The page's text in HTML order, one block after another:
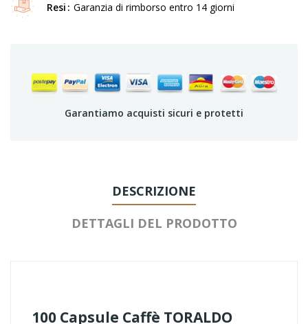
Resi Garanzia di rimborso entro 14 giorni
Garantiamo acquisti sicuri e protetti
DESCRIZIONE
DETTAGLI DEL PRODOTTO
100 Capsule Caffè TORALDO